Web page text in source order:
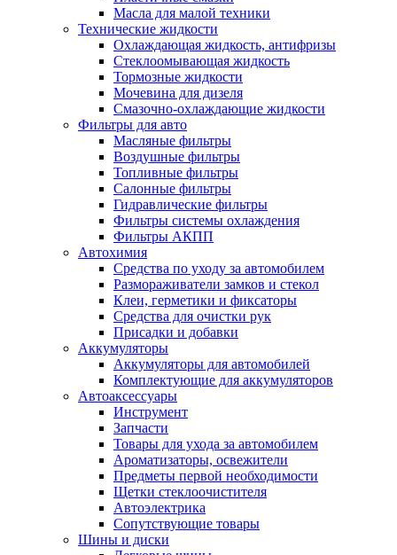
Масла для малой техники
Технические жидкости
Охлаждающая жидкость, антифризы
Стеклоомывающая жидкость
Тормозные жидкости
Мочевина для дизеля
Смазочно-охлаждающие жидкости
Фильтры для авто
Масляные фильтры
Воздушные фильтры
Топливные фильтры
Салонные фильтры
Гидравлические фильтры
Фильтры системы охлаждения
Фильтры АКПП
Автохимия
Средства по уходу за автомобилем
Размораживатели замков и стекол
Клеи, герметики и фиксаторы
Средства для очистки рук
Присадки и добавки
Аккумуляторы
Аккумуляторы для автомобилей
Комплектующие для аккумуляторов
Автоаксессуары
Инструмент
Запчасти
Товары для ухода за автомобилем
Ароматизаторы, освежители
Предметы первой необходимости
Щетки стеклоочистителя
Автоэлектрика
Сопутствующие товары
Шины и диски